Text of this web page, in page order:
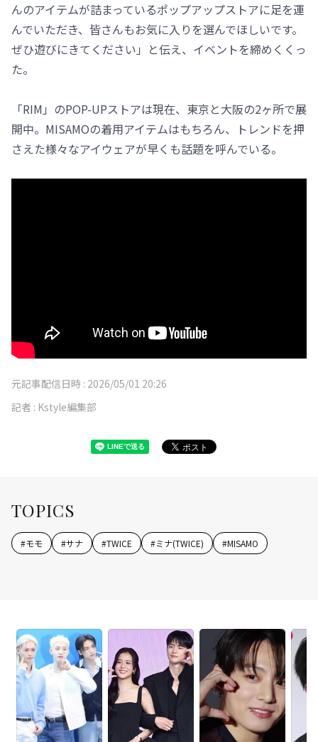
んのアイテムが詰まっているポップアップストアに足を運
んでいただき、皆さんもお気に入りを選んでほしいです。
ぜひ遊びにきてください」と伝え、イベントを締めくくっ
た。
「RIM」のPOP-UPストアは現在、東京と大阪の2ヶ所で展
開中。MISAMOの着用アイテムはもちろん、トレンドを押
さえた様々なアイウェアが早くも話題を呼んでいる。
元記事配信日時 : 2026/05/01 20:26
記者 : Kstyle編集部
TOPICS
#モモ #サナ #TWICE #ミナ(TWICE) #MISAMO